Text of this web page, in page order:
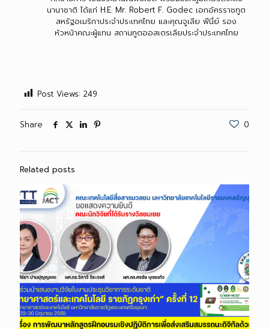
นานาชาติ ได้แก่ H.E. Mr. Robert F. Godec เอกอัครราชทูต
สหรัฐอเมริกาประจำประเทศไทย และคุณจูเลีย ฟีนี่ย์ รอง
หัวหน้าคณะผู้แทน สถานทูตออสเตรเลียประจำประเทศไทย
Post Views: 249
Share 0
Related posts